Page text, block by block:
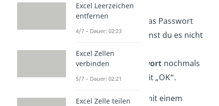
gutmerkenkannst.
Wichtig:Wenn du das Passwort
vergessen hast, kannst du es nicht
zurücksetzen!
Gibdasselbe Kennwort nochmals
ein und bestätige mit „OK“.
Jetzt ist die Excel Datei mit einem
Excel Leerzeichen
entfernen
4/7 – Dauer: 02:23
Excel Zellen
verbinden
5/7 – Dauer: 02:21
Excel Zelle teilen